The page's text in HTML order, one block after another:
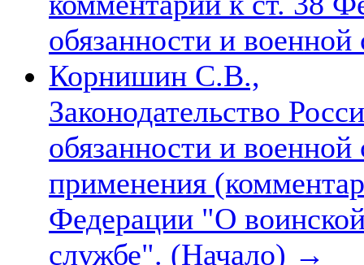
обязанности и
Корнишин С.В.,
Законодательство
обязанности и
применения
Федерации "О
службе". (Начало) →